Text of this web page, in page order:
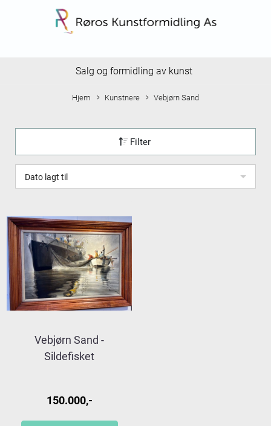
Salg og formidling av kunst
Hjem Kunstnere Vebjørn Sand
Filter
Dato lagt til
Vebjørn Sand -
Sildefisket
150.000,-